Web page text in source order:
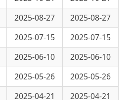
2025-06-10
2025-05-26
2025-04-21
2025-03-13